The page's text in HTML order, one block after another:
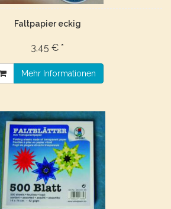
Faltpapier eckig
3,45 € *
Mehr Informationen